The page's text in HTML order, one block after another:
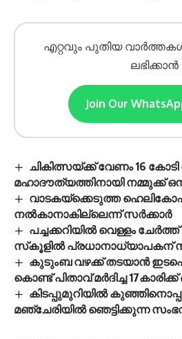
എറ്റവും പുതിയ
ലഭിക്കാൻ
Join Our
ചികിത്സയ്ക്ക് വേണം 16
മഹാദൗത്യത്തിനായി നമ്മുക്ക്
വാടകയ്‌ക്കെടുത്ത
നൽകാനാകില്ലെന്ന് സർക്കാർ
പച്ചക്കറിയില്‍ വെള്ളം
സ്‌കൂളില്‍
കുടുംബ വഴക്ക് തടയാന്‍
കൊണ്ട് പിതാവ് മർദിച്ച
കിടപ്പുമുറിയിൽ കുഞ്ഞിനൊപ്പം
മഞ്ചേരിയിൽ ഞെട്ടിക്കുന്ന